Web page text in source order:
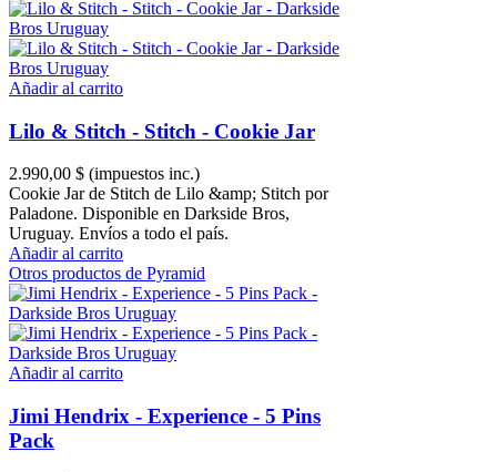
Añadir al carrito
Lilo & Stitch - Stitch - Cookie Jar
2.990,00 $ (impuestos inc.)
Cookie Jar de Stitch de Lilo &amp; Stitch por
Paladone. Disponible en Darkside Bros,
Uruguay. Envíos a todo el país.
Añadir al carrito
Otros productos de Pyramid
Añadir al carrito
Jimi Hendrix - Experience - 5 Pins
Pack